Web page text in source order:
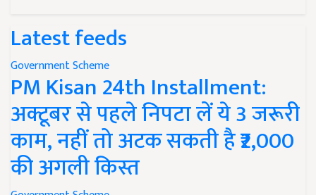
Latest feeds
Government Scheme
PM Kisan 24th Installment:
अक्टूबर से पहले निपटा लें ये 3 जरूरी
काम, नहीं तो अटक सकती है ₹2,000
की अगली किस्त